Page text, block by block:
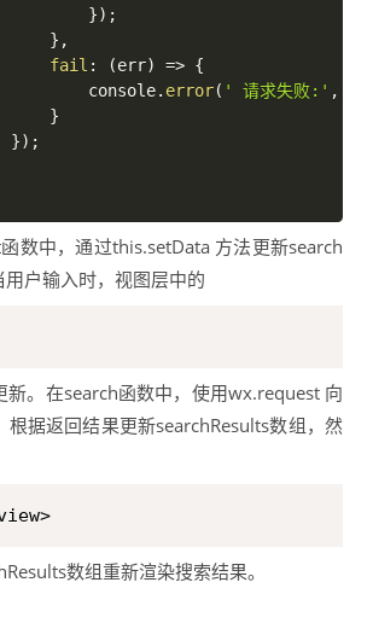
}) ;
} ,
fail : (err) => {
console
. error( ' 请求失败:' ,
}
}) ;
数中，通过this.setData 方法更新search
户输入时，视图层中的
新。在search函数中，使用wx.request 向
根据返回结果更新searchResults数组，然
数组重新渲染搜索结果。